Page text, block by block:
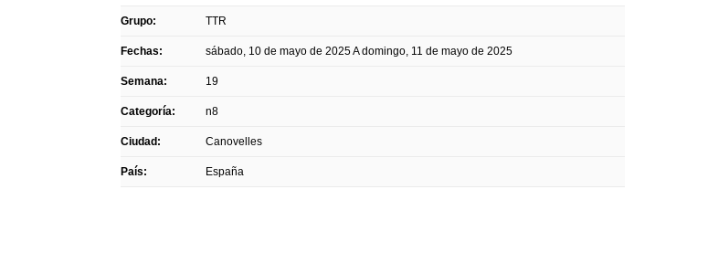
Grupo: TTR
Fechas: sábado, 10 de mayo de 2025Adomingo, 11 de mayo de 2025
Semana: 19
Categoría: n8
Ciudad: Canovelles
País: España